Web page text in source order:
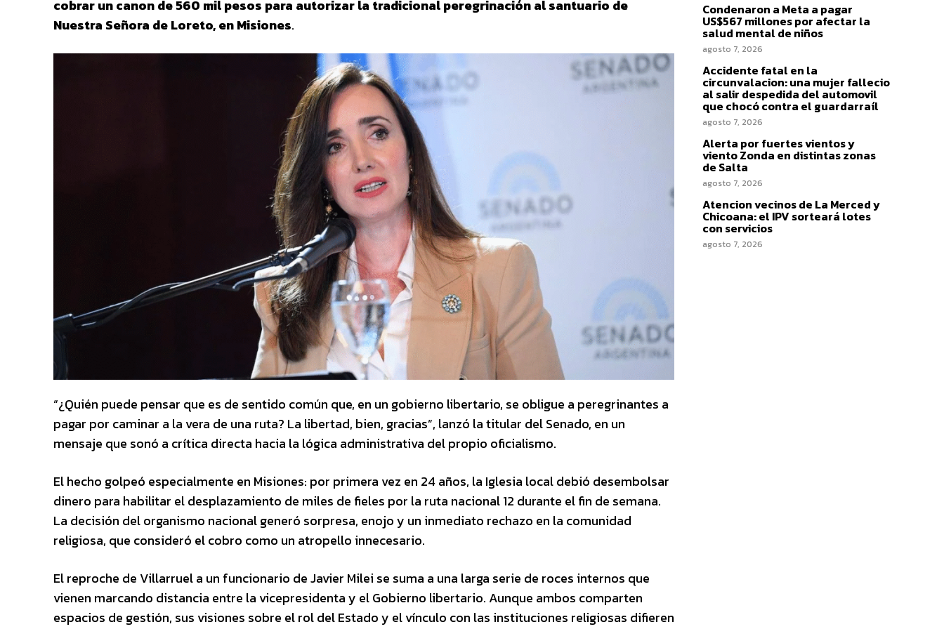
cobrar un canon de 560 mil pesos para autorizar la tradicional peregrinación al santuario de
Nuestra Señora de Loreto, en Misiones.
“¿Quién puede pensar que es de sentido común que, en un gobierno libertario, se obligue a peregrinantes a
pagar por caminar a la vera de una ruta? La libertad, bien, gracias”, lanzó la titular del Senado, en un
mensaje que sonó a crítica directa hacia la lógica administrativa del propio oficialismo.
El hecho golpeó especialmente en Misiones: por primera vez en 24 años, la Iglesia local debió desembolsar
dinero para habilitar el desplazamiento de miles de fieles por la ruta nacional 12 durante el fin de semana.
La decisión del organismo nacional generó sorpresa, enojo y un inmediato rechazo en la comunidad
religiosa, que consideró el cobro como un atropello innecesario.
El reproche de Villarruel a un funcionario de Javier Milei se suma a una larga serie de roces internos que
vienen marcando distancia entre la vicepresidenta y el Gobierno libertario. Aunque ambos comparten
espacios de gestión, sus visiones sobre el rol del Estado y el vínculo con las instituciones religiosas difieren
Condenaron a Meta a pagar
US$567 millones por afectar la
salud mental de niños
agosto 7, 2026
Accidente fatal en la
circunvalacion: una mujer fallecio
al salir despedida del automovil
que chocó contra el guardarraíl
agosto 7, 2026
Alerta por fuertes vientos y
viento Zonda en distintas zonas
de Salta
agosto 7, 2026
Atencion vecinos de La Merced y
Chicoana: el IPV sorteará lotes
con servicios
agosto 7, 2026